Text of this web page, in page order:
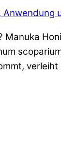
Anwendung
Manuka